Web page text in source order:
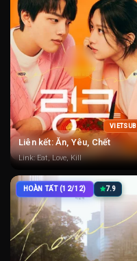
VIETSUB
Liên kết: Ăn, Yêu, Chết
Link: Eat, Love, Kill
HOÀN TẤT (12/12) 7.9